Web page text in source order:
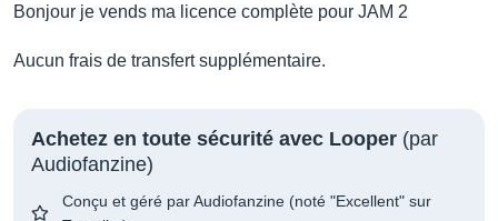
Bonjour je vends ma licence complète pour JAM 2
Aucun frais de transfert supplémentaire.
Achetez en toute sécurité avec Looper (par
Audiofanzine)
Conçu et géré par Audiofanzine (noté "Excellent" sur